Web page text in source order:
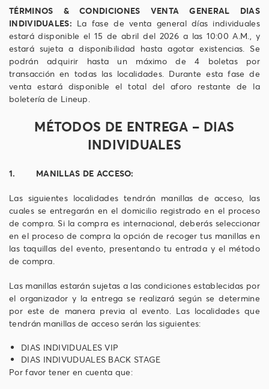
TÉRMINOS & CONDICIONES VENTA GENERAL DIAS
INDIVIDUALES: La fase de venta general días individuales
estará disponible el 15 de abril del 2026 a las 10:00 A.M., y
estará sujeta a disponibilidad hasta agotar existencias. Se
podrán adquirir hasta un máximo de 4 boletas por
transacción en todas las localidades. Durante esta fase de
venta estará disponible el total del aforo restante de la
boletería de Lineup.
MÉTODOS DE ENTREGA – DIAS
INDIVIDUALES
1. MANILLAS DE ACCESO:
Las siguientes localidades tendrán manillas de acceso, las
cuales se entregarán en el domicilio registrado en el proceso
de compra. Si la compra es internacional, deberás seleccionar
en el proceso de compra la opción de recoger tus manillas en
las taquillas del evento, presentando tu entrada y el método
de compra.
Las manillas estarán sujetas a las condiciones establecidas por
el organizador y la entrega se realizará según se determine
por este de manera previa al evento. Las localidades que
tendrán manillas de acceso serán las siguientes:
DIAS INDIVIDUALES VIP
DIAS INDIVUDUALES BACK STAGE
Por favor tener en cuenta que: